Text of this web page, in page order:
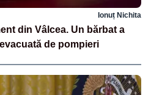
Ionuț Nichita
din Vâlcea. Un bărbat a
de pompieri